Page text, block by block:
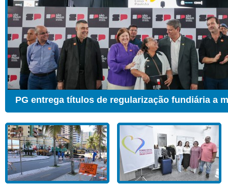
CER ganha Sala de Estimulação Sensorial